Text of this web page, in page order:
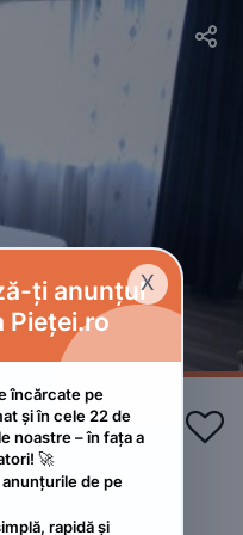

cu 3
camere regim hotelier

X
ți anunțul
Pieței.ro
încărcate pe
și în cele 22 de
noastre – în fața a
🚀
de pe
rapidă și